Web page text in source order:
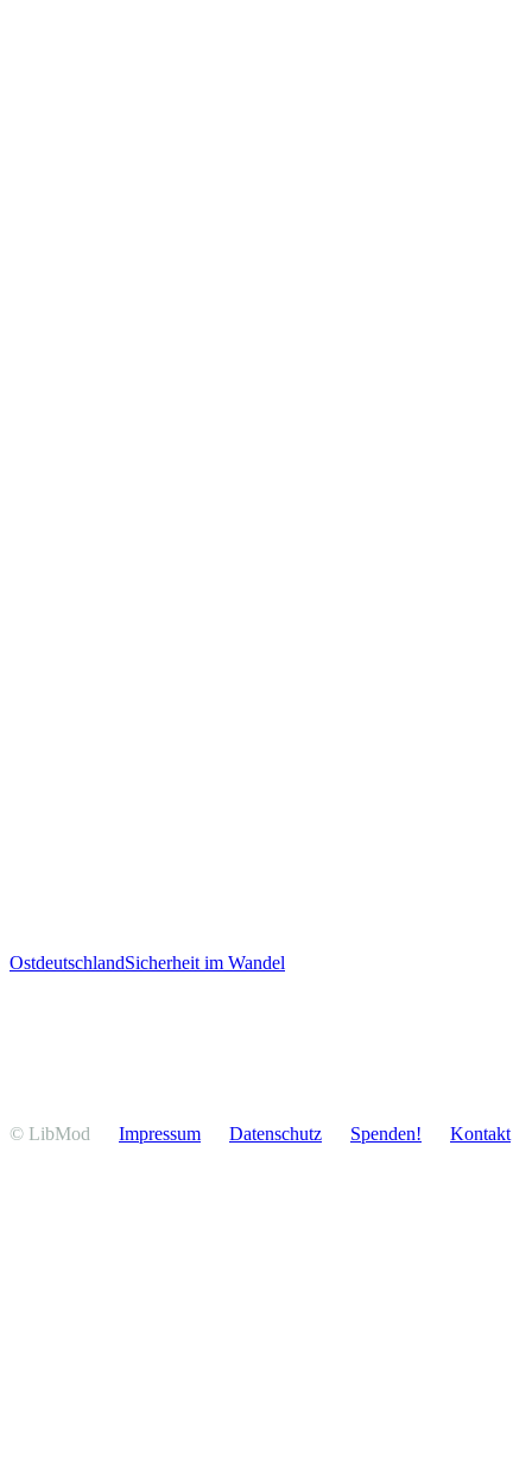
OstdeutschlandSicherheit im Wandel
© LibMod Impressum Daten­schutz Spenden! Kontakt